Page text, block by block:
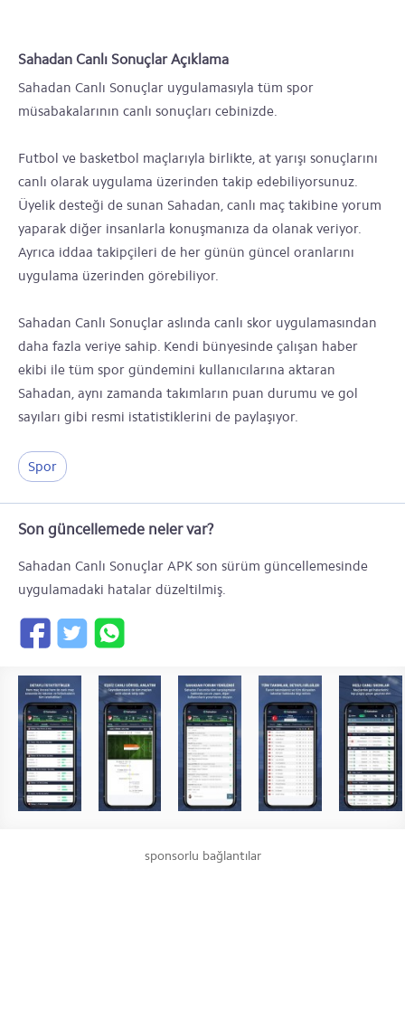
Sahadan Canlı Sonuçlar Açıklama
Sahadan Canlı Sonuçlar uygulamasıyla tüm spor
müsabakalarının canlı sonuçları cebinizde.
Futbol ve basketbol maçlarıyla birlikte, at yarışı sonuçlarını
canlı olarak uygulama üzerinden takip edebiliyorsunuz.
Üyelik desteği de sunan Sahadan, canlı maç takibine yorum
yaparak diğer insanlarla konuşmanıza da olanak veriyor.
Ayrıca iddaa takipçileri de her günün güncel oranlarını
uygulama üzerinden görebiliyor.
Sahadan Canlı Sonuçlar aslında canlı skor uygulamasından
daha fazla veriye sahip. Kendi bünyesinde çalışan haber
ekibi ile tüm spor gündemini kullanıcılarına aktaran
Sahadan, aynı zamanda takımların puan durumu ve gol
sayıları gibi resmi istatistiklerini de paylaşıyor.
Spor
Son güncellemede neler var?
Sahadan Canlı Sonuçlar APK son sürüm güncellemesinde
uygulamadaki hatalar düzeltilmiş.
sponsorlu bağlantılar